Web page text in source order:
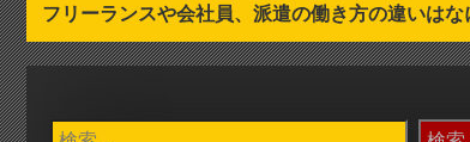
フリーランスや会社員、派遣の働き方の違いはな
検